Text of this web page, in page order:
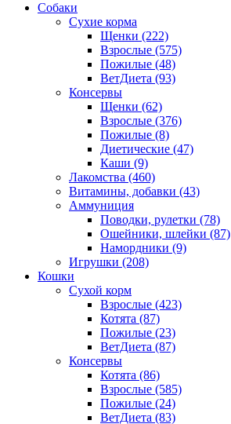
Собаки
Сухие корма
Щенки (222)
Взрослые (575)
Пожилые (48)
ВетДиета (93)
Консервы
Щенки (62)
Взрослые (376)
Пожилые (8)
Диетические (47)
Каши (9)
Лакомства (460)
Витамины, добавки (43)
Аммуниция
Поводки, рулетки (78)
Ошейники, шлейки (87)
Намордники (9)
Игрушки (208)
Кошки
Сухой корм
Взрослые (423)
Котята (87)
Пожилые (23)
ВетДиета (87)
Консервы
Котята (86)
Взрослые (585)
Пожилые (24)
ВетДиета (83)